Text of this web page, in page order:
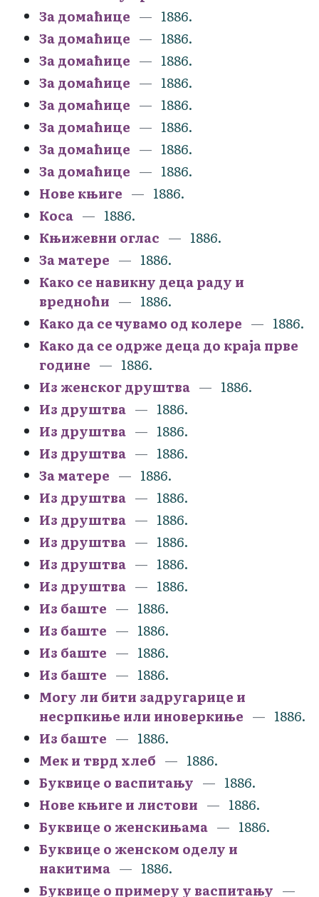
За домаћице
1886.
За домаћице
1886.
За домаћице
1886.
За домаћице
1886.
За домаћице
1886.
За домаћице
1886.
За домаћице
1886.
За домаћице
1886.
Нове књиге
1886.
Коса
1886.
Књижевни оглас
1886.
За матере
1886.
Како се навикну деца раду и
вредноћи
1886.
Како да се чувамо од колере
1886.
Како да се одрже деца до краја прве
године
1886.
Из женског друштва
1886.
Из друштва
1886.
Из друштва
1886.
Из друштва
1886.
За матере
1886.
Из друштва
1886.
Из друштва
1886.
Из друштва
1886.
Из друштва
1886.
Из друштва
1886.
Из баште
1886.
Из баште
1886.
Из баште
1886.
Из баште
1886.
Могу ли бити задругарице и
несрпкиње или иноверкиње
1886.
Из баште
1886.
Мек и тврд хлеб
1886.
Буквице о васпитању
1886.
Нове књиге и листови
1886.
Буквице о женскињама
1886.
Буквице о женском оделу и
накитима
1886.
Буквице о примеру у васпитању